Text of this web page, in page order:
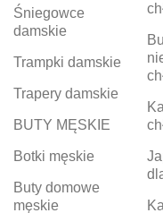
Śniegowce
damskie
Trampki damskie
Trapery damskie
BUTY MĘSKIE
Botki męskie
Buty domowe
męskie